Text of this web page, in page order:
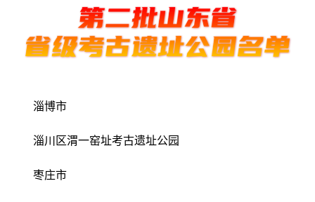
淄博市
淄川区渭一窑址考古遗址公园
枣庄市